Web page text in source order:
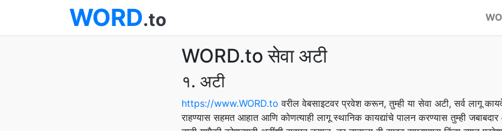
WORD.to
WORD.to सेवा अटी
१. अटी
https://www.WORD.to वरील वेबसाइटवर प्रवेश करून, तुम्ही या सेवा अटी, सर्व लागू
राहण्यास सहमत आहात आणि कोणत्याही लागू स्थानिक कायद्यांचे पालन करण्यास तुम्ही